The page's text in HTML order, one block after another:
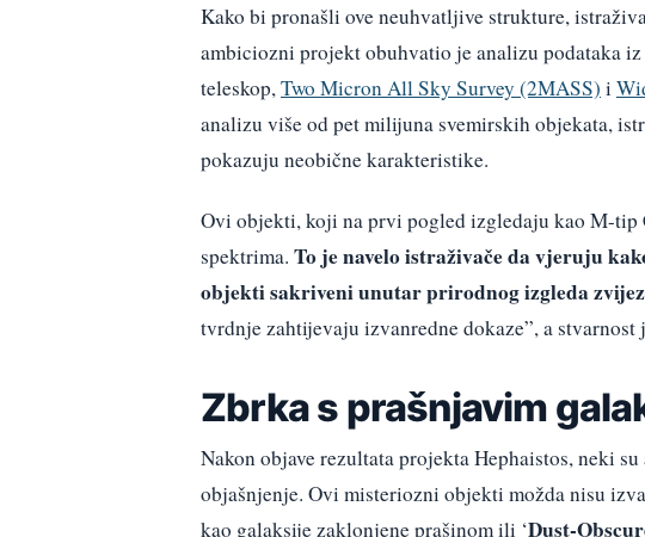
Kako bi pronašli ove neuhvatljive strukture,
ambiciozni projekt obuhvatio je analizu podataka
teleskop,Two Micron All Sky Survey (2MASS) i
analizu više od pet milijuna svemirskih objekata,
pokazuju neobične karakteristike.
Ovi objekti, koji na prvi pogled izgledaju kao M-
spektrima. To je navelo istraživače da vjeruju
objekti sakriveni unutar prirodnog izgleda
tvrdnje zahtijevaju izvanredne dokaze”, a stvarnost
Zbrka s prašnjavim
Nakon objave rezultata projekta Hephaistos, neki
objašnjenje. Ovi misteriozni objekti možda nisu
kao galaksije zaklonjene prašinom ili ‘Dust-